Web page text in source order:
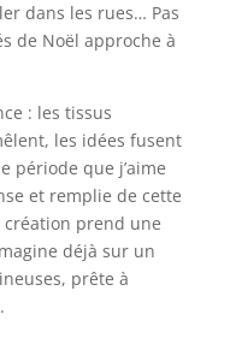
dans les rues… Pas
de Noël approche à
: les tissus
les idées fusent
période que j’aime
et remplie de cette
création prend une
déjà sur un
prête à